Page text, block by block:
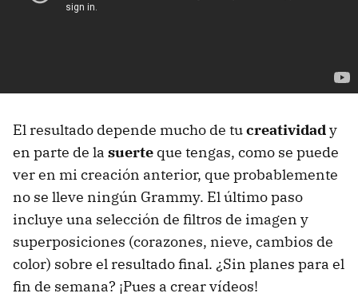
El resultado depende mucho de tucreatividady
en parte de la suerte que tengas, como se puede
ver en mi creación anterior, que probablemente
no se lleve ningún Grammy. El último paso
incluye una selección de filtros de imagen y
superposiciones (corazones, nieve, cambios de
color) sobre el resultado final. ¿Sin planes para el
fin de semana? ¡Pues a crear vídeos!